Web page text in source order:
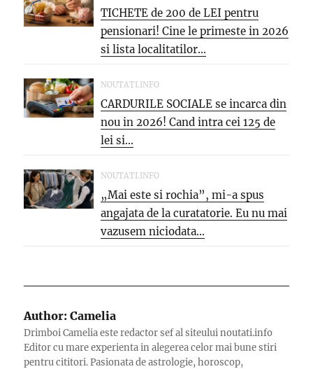
TICHETE de 200 de LEI pentru
pensionari! Cine le primeste in 2026
si lista localitatilor...
NOUTATI.INFO
CARDURILE SOCIALE se incarca din
nou in 2026! Cand intra cei 125 de
lei si...
NOUTATI.INFO
„Mai este si rochia”, mi-a spus
angajata de la curatatorie. Eu nu mai
vazusem niciodata...
Author: Camelia
Drimboi Camelia este redactor sef al siteului noutati.info
Editor cu mare experienta in alegerea celor mai bune stiri
pentru cititori. Pasionata de astrologie, horoscop,